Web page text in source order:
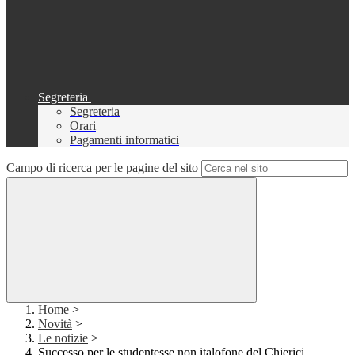
Segreteria
Segreteria
Orari
Pagamenti informatici
Campo di ricerca per le pagine del sito
Home >
Novità >
Le notizie >